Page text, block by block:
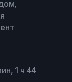
1 ч 44